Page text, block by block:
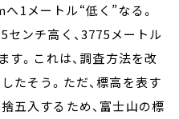
1メートル“低く”なる。
ンチ高く、3775メートル
。これは、調査方法を改
たそう。ただ、標高を表す
五入するため、富士山の標